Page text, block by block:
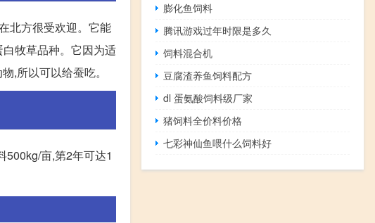
北方很受欢迎。它能
牧草品种。它因为适
,所以可以给蚕吃。
500kg/亩,第2年可达1
膨化鱼饲料
腾讯游戏过年时限是多久
饲料混合机
豆腐渣养鱼饲料配方
dl 蛋氨酸饲料级厂家
猪饲料全价料价格
七彩神仙鱼喂什么饲料好